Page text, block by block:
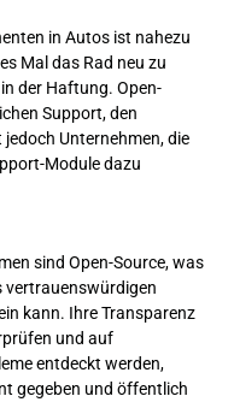
in Autos ist nahezu
Mal das Rad neu zu
der Haftung. Open-
Support, den
Unternehmen, die
Module dazu
sind Open-Source, was
vertrauenswürdigen
kann. Ihre Transparenz
und auf
entdeckt werden,
gegeben und öffentlich